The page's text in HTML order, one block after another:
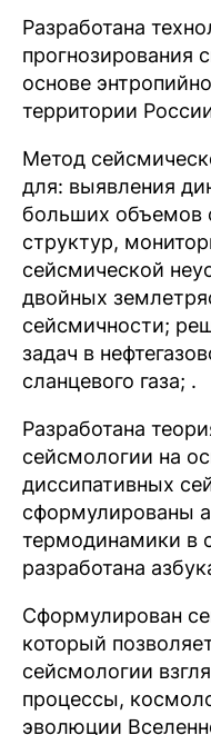
Разработана
прогнозирования
основе
территории
Метод
для: выявления
больших объемов
структур,
сейсмической
двойных
сейсмичности;
задач в
сланцевого газа; .
Разработана
сейсмологии на
диссипативных
сформулированы
термодинамики в
разработана
Сформулирован
который
сейсмологии
процессы,
эволюции